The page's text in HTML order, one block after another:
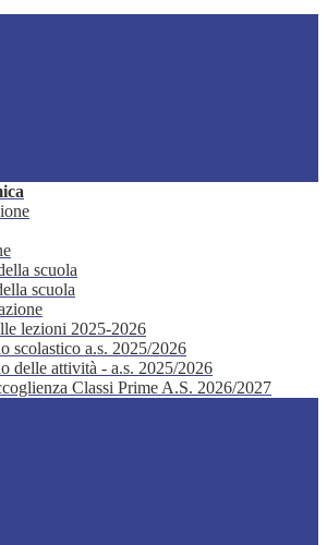
scuola
scuola
lezioni 2025-2026
scolastico a.s. 2025/2026
delle attività - a.s. 2025/2026
Classi Prime A.S. 2026/2027